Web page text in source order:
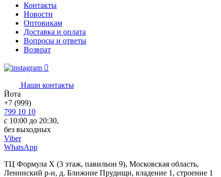
Контакты
Новости
Оптовикам
Доставка и оплата
Вопросы и ответы
Возврат
Наши контакты
Йота
+7 (999)
799 10 10
с 10:00 до 20:30,
без выходных
Viber
WhatsApp
ТЦ Формула Х (3 этаж, павильон 9), Московская область,
Ленинский р-н, д. Ближние Прудищи, владение 1, строение 1